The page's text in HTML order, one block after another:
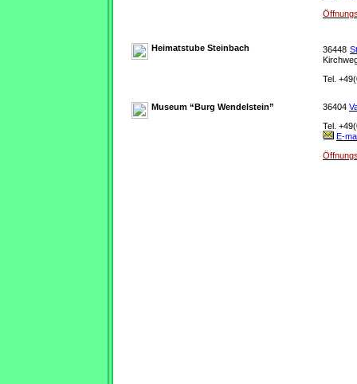
Heimatstube Steinbach 36448
Tel.
Museum “Burg Wendelstein” 36404
Tel.
E-